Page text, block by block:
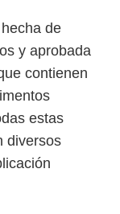
de
y aprobada
contienen
estas
diversos